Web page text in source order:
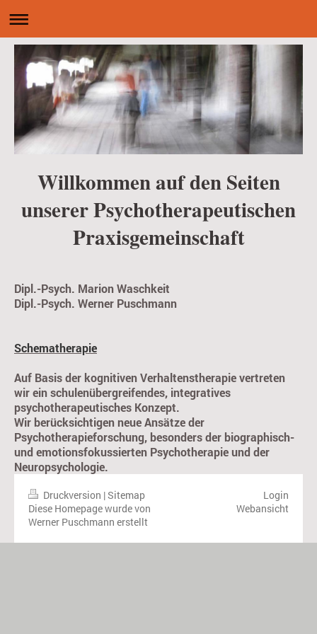
Willkommen auf den Seiten
unserer Psychotherapeutischen
Praxisgemeinschaft
Dipl.-Psych. Marion Waschkeit
Dipl.-Psych. Werner Puschmann
Schematherapie
Auf Basis der kognitiven Verhaltenstherapie vertreten
wir ein schulenübergreifendes, integratives
psychotherapeutisches Konzept.
Wir berücksichtigen neue Ansätze der
Psychotherapieforschung, besonders der biographisch-
und emotionsfokussierten Psychotherapie und der
Neuropsychologie.
Druckversion |Sitemap
Diese Homepage wurde von
Werner Puschmann erstellt
Login
Webansicht